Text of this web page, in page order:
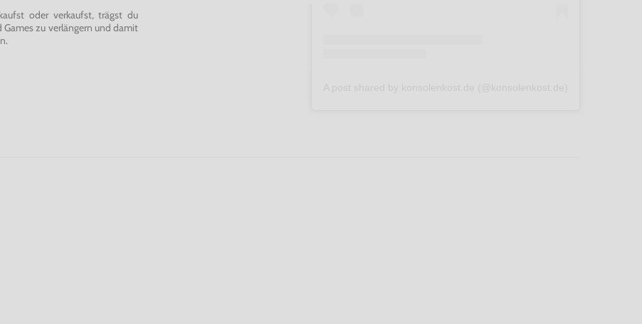
oder verkaufst, trägst du
zu verlängern und damit